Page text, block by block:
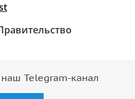
Telegram-канал